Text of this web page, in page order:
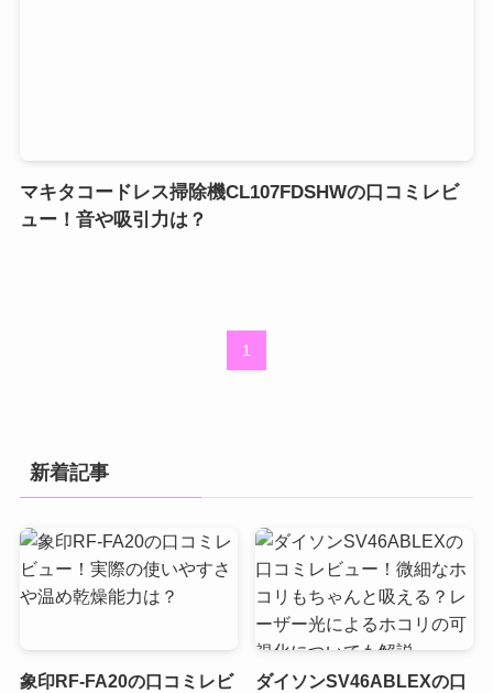
マキタコードレス掃除機CL107FDSHWの口コミレビ
ュー！音や吸引力は？
1
新着記事
象印RF-FA20の口コミレビ
ダイソンSV46ABLEXの口